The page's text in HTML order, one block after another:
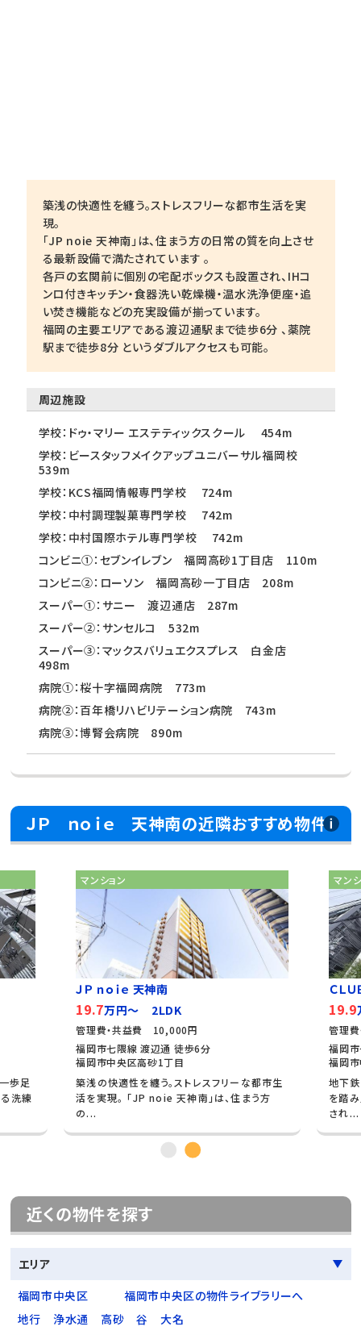
築浅の快適性を纏う。ストレスフリーな都市生活を実
現。
「JP noie 天神南」は、住まう方の日常の質を向上させ
る最新設備で満たされています 。
各戸の玄関前に個別の宅配ボックスも設置され、IHコ
ンロ付きキッチン・食器洗い乾燥機・温水洗浄便座・追
い焚き機能などの充実設備が揃っています。
福岡の主要エリアである渡辺通駅まで徒歩6分 、薬院
駅まで徒歩8分 というダブルアクセスも可能。
周辺施設
学校：ドゥ・マリー エステティックスクール 454m
学校：ビースタッフメイクアップユニバーサル福岡校
539m
学校：KCS福岡情報専門学校 724m
学校：中村調理製菓専門学校 742m
学校：中村国際ホテル専門学校 742m
コンビニ①：セブンイレブン 福岡高砂1丁目店 110m
コンビニ②：ローソン 福岡高砂一丁目店 208m
スーパー①：サニー 渡辺通店 287m
スーパー②：サンセルコ 532m
スーパー③：マックスバリュエクスプレス 白金店
498m
病院①：桜十字福岡病院 773m
病院②：百年橋リハビリテーション病院 743m
病院③：博腎会病院 890m
ＪＰ ｎｏｉｅ 天神南の近隣おすすめ物件
ーな都市生
まう方
マンション
ＣＬＵＢ ＮＥＸＵＳ 薬...
19.9万円～ 1LDK
管理費・共益費 10,000円
福岡市七隈線 薬院大通 徒歩2分
福岡市中央区薬院2丁目
地下鉄七隈線「薬院大通駅」徒歩2分。 一歩足
を踏み入れれば都会の喧騒を忘れさせる洗練
近くの物件を探す
エリア
福岡市中央区
福岡市中央区の物件ライブラリーへ
地行
浄水通 高砂 谷
大名